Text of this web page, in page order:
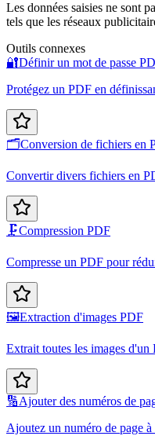
Les données saisies ne sont
tels que les réseaux
Outils connexes
🔐Définir un mot de passe
Protégez un PDF en
🗂️Conversion de fichiers en
Convertir divers fichiers en
🗜️Compression PDF
Compresse un PDF pour
🖼️Extraction d'images PDF
Extrait toutes les images d'un
🔢Ajouter des numéros de
Ajoutez un numéro de page